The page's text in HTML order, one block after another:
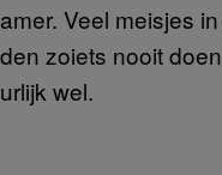
Veel meisjes
zoiets nooit
wel.